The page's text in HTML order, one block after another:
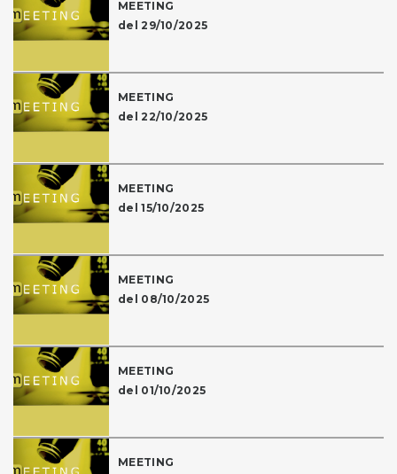
MEETING
del 29/10/2025
MEETING
del 22/10/2025
MEETING
del 15/10/2025
MEETING
del 08/10/2025
MEETING
del 01/10/2025
MEETING